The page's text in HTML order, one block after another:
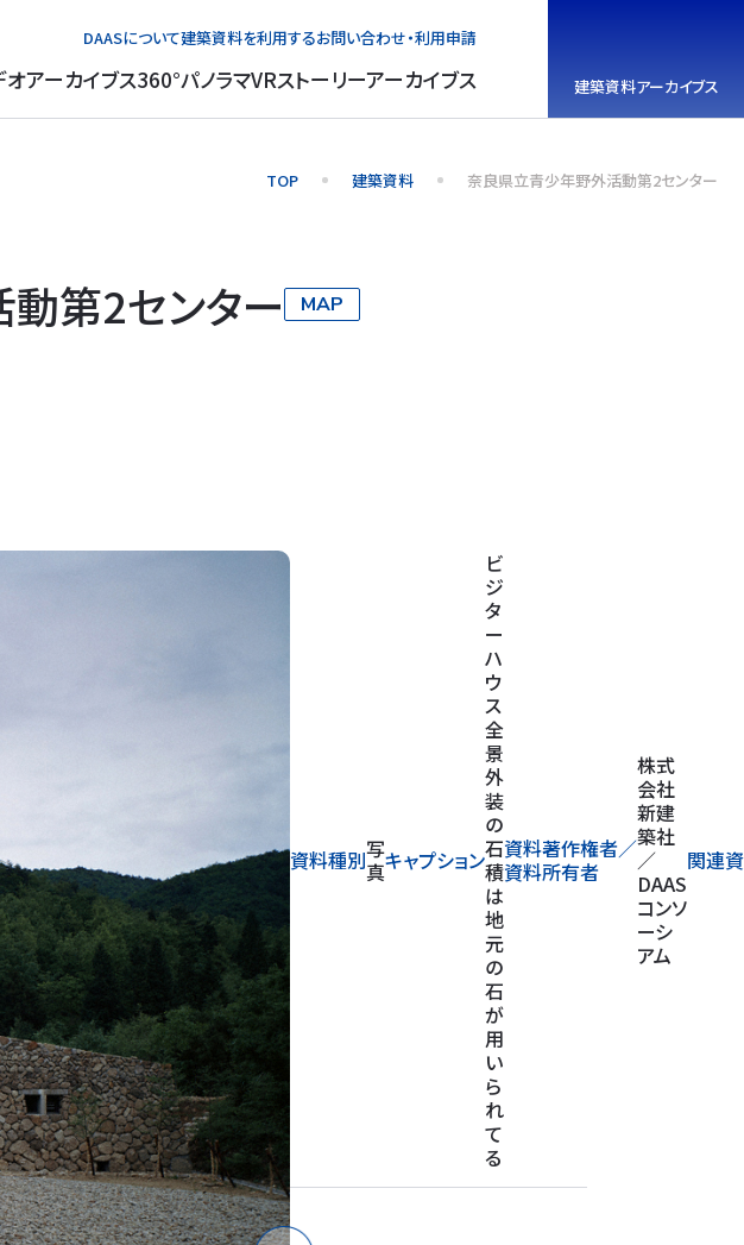
DAASについて建築資料を利用するお問い合わせ・利用申請
オアーカイブス360°パノラマVRストーリーアーカイブス 建築資料アーカイブス
TOP 建築資料 奈良県立青少年野外活動第2センター
第2センター MAP
資料著作権者／
資料所有者
アム